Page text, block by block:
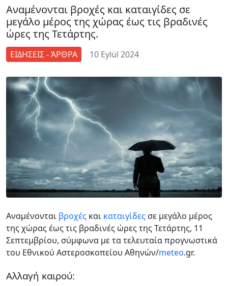
Αναμένονται βροχές και καταιγίδες σε
μεγάλο μέρος της χώρας έως τις βραδινές
ώρες της Τετάρτης.
ΕΙΔΗΣΕΙΣ - ΆΡΘΡΑ 10 Eylül 2024
Αναμένονται βροχές και καταιγίδες σε μεγάλο μέρος
της χώρας έως τις βραδινές ώρες της Τετάρτης, 11
Σεπτεμβρίου, σύμφωνα με τα τελευταία προγνωστικά
του Εθνικού Αστεροσκοπείου Αθηνών/meteo.gr.
Αλλαγή καιρού: